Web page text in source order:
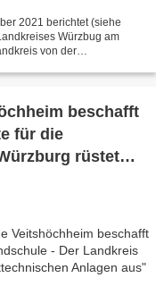
2021 berichtet (siehe
Würzbug am
von der
beschafft
für die
rüstet